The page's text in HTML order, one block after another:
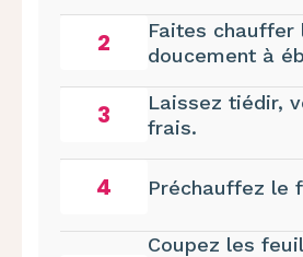
2
Faites
doucement à
3
Laissez tiédir,
frais.
4 Préchauffez le
Coupez les